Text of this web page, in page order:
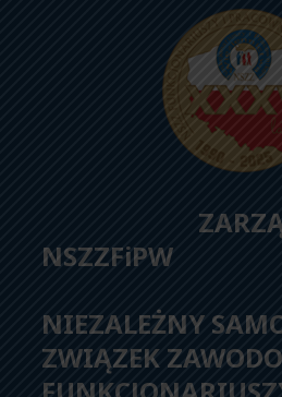
ZARZĄD
NSZZFiPW
NIEZALEŻNY
ZWIĄZEK